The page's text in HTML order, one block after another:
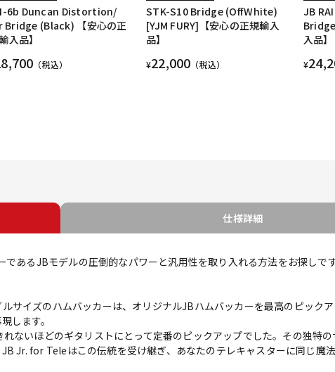
6b Duncan Distortion/
Bridge (Black) 【安心の正
入品】
（税込）
STK-S10 Bridge (OffWhite)
[YJM FURY]【安心の正規輸入
品】
¥22,000 （税込）
JB
入品】
¥
仕様詳細
あるJBモデルの圧倒的なパワーと汎用性を取り入れる方法をお探しで
サイズのハムバッカーは、オリジナルJBハムバッカーを最高のピック
します。
ないほどのギタリストにとって定番のピックアップでした。その独特の
Jr. for Teleはこの伝統を受け継ぎ、あなたのテレキャスターに同じ魔